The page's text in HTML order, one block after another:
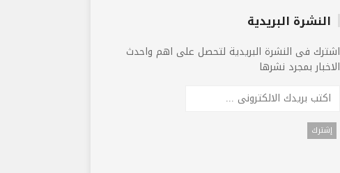
النشرة البريدية
اشترك فى النشرة البريدية لتحصل على اهم واحدث
الاخبار بمجرد نشرها